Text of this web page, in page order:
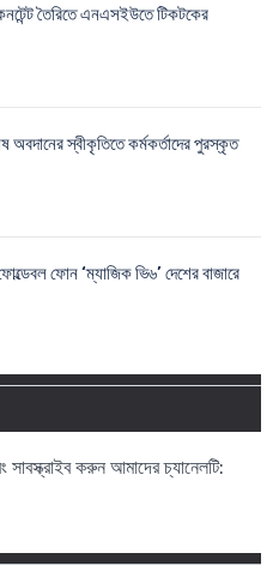
তৈরিতে এনএসইউতে টিকটকের
অবদানের স্বীকৃতিতে কর্মকর্তাদের পুরস্কৃত
ফোন ‘ম্যাজিক ভি৬’ দেশের বাজারে
করুন আমাদের চ্যানেলটি: